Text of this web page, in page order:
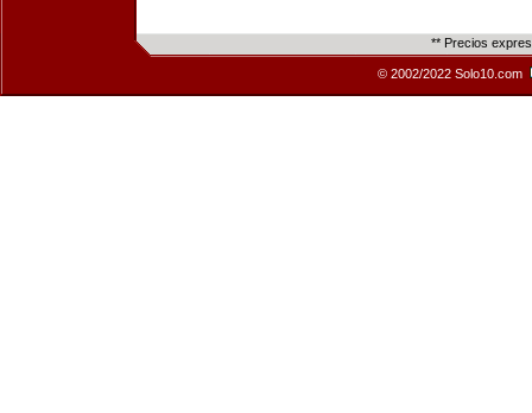
** Precios
© 2002/2022 Solo10.com